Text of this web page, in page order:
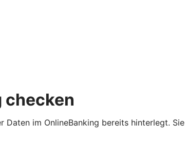
checken
im OnlineBanking bereits hinterlegt.